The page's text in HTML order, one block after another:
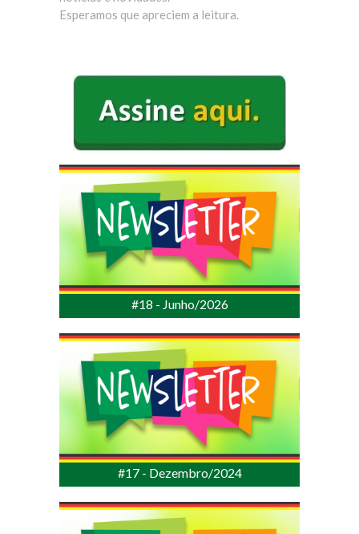
Esperamos que apreciem a leitura.
#18 - Junho/2026
#17 - Dezembro/2024